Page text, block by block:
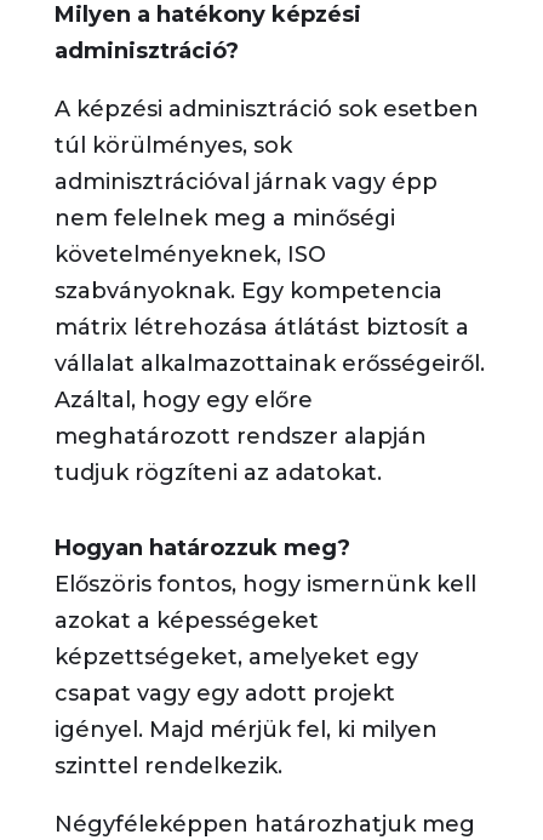
Milyen a hatékony képzési
adminisztráció?
A képzési adminisztráció sok esetben
túl körülményes, sok
adminisztrációval járnak vagy épp
nem felelnek meg a minőségi
követelményeknek, ISO
szabványoknak. Egy kompetencia
mátrix létrehozása átlátást biztosít a
vállalat alkalmazottainak erősségeiről.
Azáltal, hogy egy előre
meghatározott rendszer alapján
tudjuk rögzíteni az adatokat.
Hogyan határozzuk meg?
Előszöris fontos, hogy ismernünk kell
azokat a képességeket
képzettségeket, amelyeket egy
csapat vagy egy adott projekt
igényel. Majd mérjük fel, ki milyen
szinttel rendelkezik.
Négyféleképpen határozhatjuk meg